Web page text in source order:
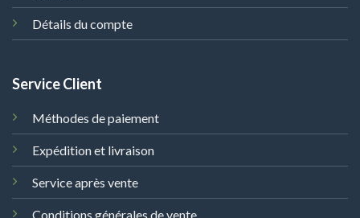
Détails du compte
Service Client
Méthodes de paiement
Expédition et livraison
Service après vente
Conditions générales de vente